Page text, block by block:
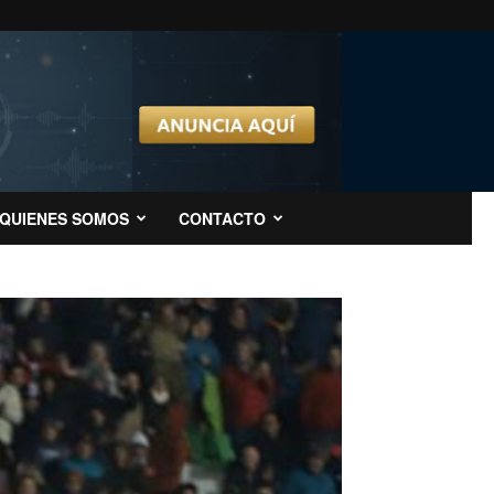
QUIENES SOMOS CONTACTO